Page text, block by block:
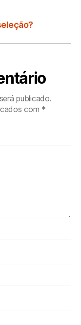
publicado.
com *